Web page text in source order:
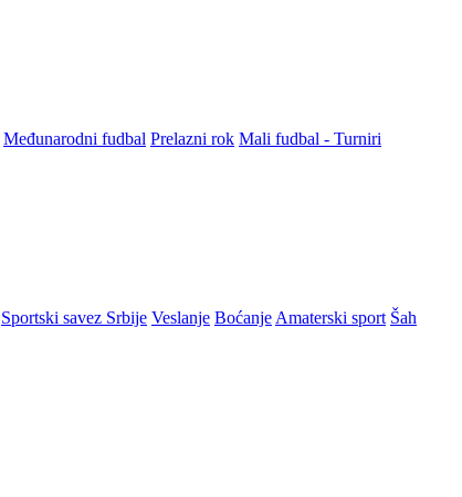
Međunarodni fudbal Prelazni rok Mali fudbal - Turniri
Sportski savez Srbije Veslanje Boćanje Amaterski sport Šah